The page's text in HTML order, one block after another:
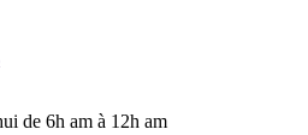
de 6h am à 12h am